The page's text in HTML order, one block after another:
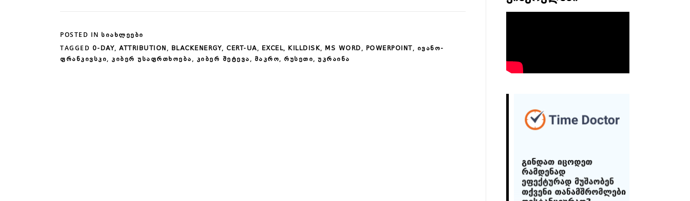
POSTED IN ᲡᲘᲐᲮᲚᲔᲔᲑᲘ
TAGGED 0-DAY, ATTRIBUTION , BLACKENERGY, CERT-UA, EXCEL, KILLDISK, MS WORD, POWERPOINT , ᲘᲕᲐᲜᲝ-
ᲤᲠᲐᲜᲙᲘᲕᲡᲙᲘ, ᲙᲘᲑᲔᲠ ᲣᲡᲐᲤᲠᲗᲮᲝᲔᲑᲐ, ᲙᲘᲑᲔᲠ ᲨᲔᲢᲔᲕᲐ, ᲛᲐᲙᲠᲝ, ᲠᲣᲡᲔᲗᲘ, ᲣᲙᲠᲐᲘᲜᲐ